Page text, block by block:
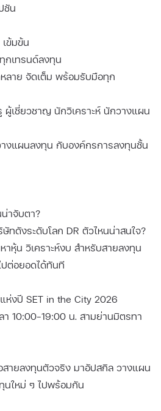
ชัน
ข้มข้น
กเทรนด์ลงทุน
ลาย จัดเต็ม พร้อมรับมือทุก
ผู้เชี่ยวชาญ นักวิเคราะห์ นักวางแผน
งแผนลงทุน กับองค์กรการลงทุนชั้น
าจับตา?
ทดังระดับโลก DR ตัวไหนน่าสนใจ?
าหุ้น วิเคราะห์งบ สำหรับสายลงทุน
ปต่อยอดได้ทันที
งปี SET in the City 2026
10:00–19:00 น. สามย่านมิตรทา
สายลงทุนตัวจริง มาอัปสกิล วางแผน
นใหม่ ๆ ไปพร้อมกัน